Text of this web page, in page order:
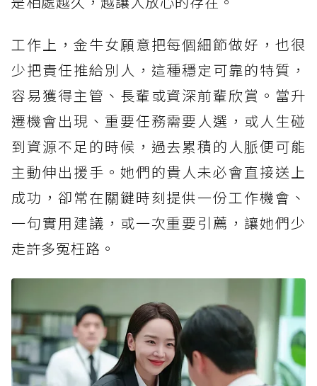
工作上，金牛女願意把每個細節做好，也很
少把責任推給別人，這種穩定可靠的特質，
容易獲得主管、長輩或資深前輩欣賞。當升
遷機會出現、重要任務需要人選，或人生碰
到資源不足的時候，過去累積的人脈便可能
主動伸出援手。她們的貴人未必會直接送上
成功，卻常在關鍵時刻提供一份工作機會、
一句實用建議，或一次重要引薦，讓她們少
走許多冤枉路。